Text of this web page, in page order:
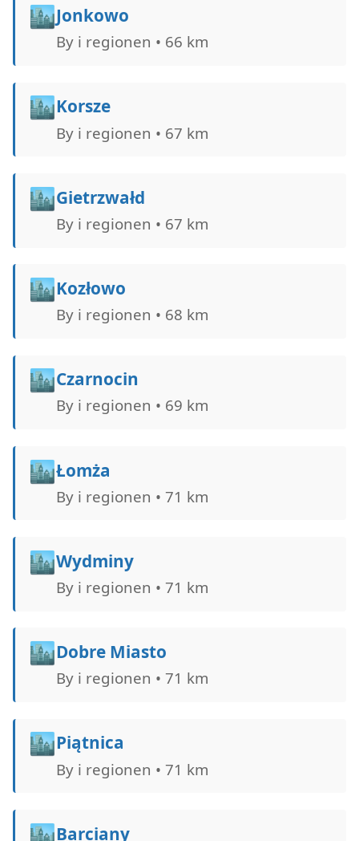
🏙️Jonkowo
By i regionen • 66 km
🏙️Korsze
By i regionen • 67 km
🏙️Gietrzwałd
By i regionen • 67 km
🏙️Kozłowo
By i regionen • 68 km
🏙️Czarnocin
By i regionen • 69 km
🏙️Łomża
By i regionen • 71 km
🏙️Wydminy
By i regionen • 71 km
🏙️Dobre Miasto
By i regionen • 71 km
🏙️Piątnica
By i regionen • 71 km
🏙️Barciany